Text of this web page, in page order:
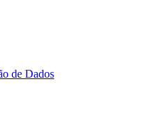
de Dados